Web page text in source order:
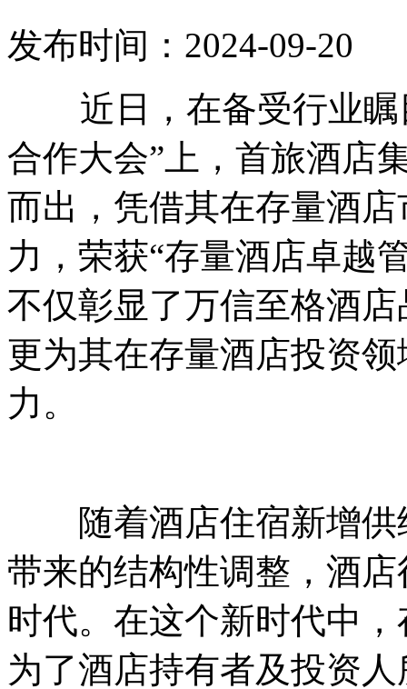
发布时间：2024-09-20
近日，在备受行业瞩
合作大会”上，首旅酒店
而出，凭借其在存量酒
力，荣获“存量酒店卓越
不仅彰显了万信至格酒
更为其在存量酒店投资
力。
随着酒店住宿新增供
带来的结构性调整，酒
时代。在这个新时代中
为了酒店持有者及投资